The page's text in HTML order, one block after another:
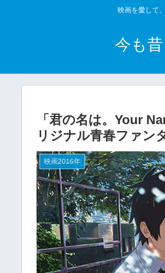
映画を愛して
今も
「君の名は。Your
リジナル青春ファン
映画2016年